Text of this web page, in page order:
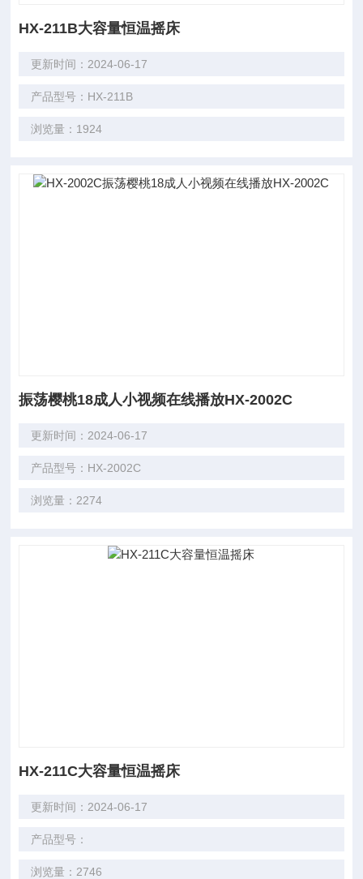
HX-211B大容量恒温摇床
更新时间：2024-06-17
产品型号：HX-211B
浏览量：1924
振荡樱桃18成人小视频在线播放HX-2002C
更新时间：2024-06-17
产品型号：HX-2002C
浏览量：2274
HX-211C大容量恒温摇床
更新时间：2024-06-17
产品型号：
浏览量：2746